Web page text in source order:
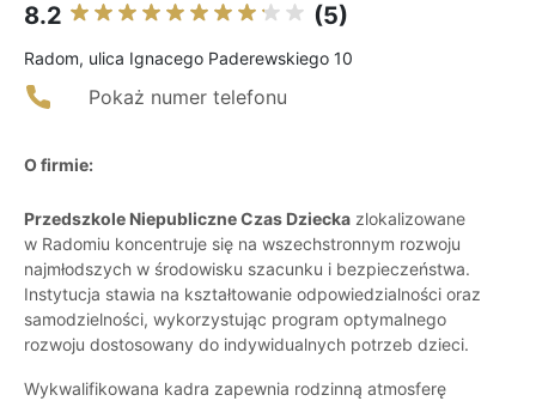
8.2 (5)
Radom, ulica Ignacego Paderewskiego 10
Pokaż numer telefonu
O firmie:
Przedszkole Niepubliczne Czas Dziecka zlokalizowane
w Radomiu koncentruje się na wszechstronnym rozwoju
najmłodszych w środowisku szacunku i bezpieczeństwa.
Instytucja stawia na kształtowanie odpowiedzialności oraz
samodzielności, wykorzystując program optymalnego
rozwoju dostosowany do indywidualnych potrzeb dzieci.
Wykwalifikowana kadra zapewnia rodzinną atmosferę